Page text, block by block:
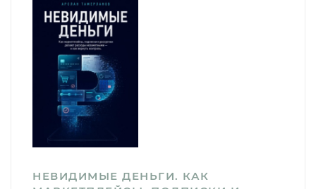
НЕВИДИМЫЕ ДЕНЬГИ. КАК